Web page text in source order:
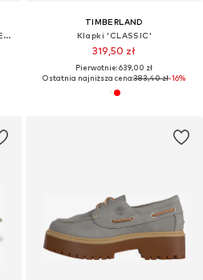
Buty sznurowane 'Stone Street 3 Eye'
TIMBERLAND
Klapki 'CLASSIC'
319,50 zł
Pierwotnie: 639,00 zł
Ostatnia najniższa cena:383,40 zł-16%